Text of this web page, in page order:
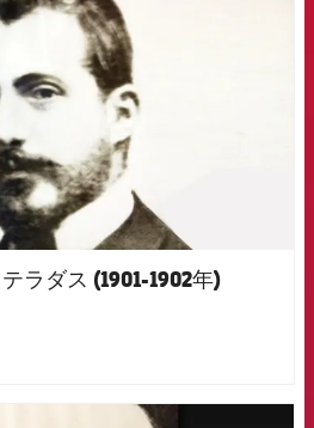
ラダス (1901-1902年)
FCB Barcelona badge